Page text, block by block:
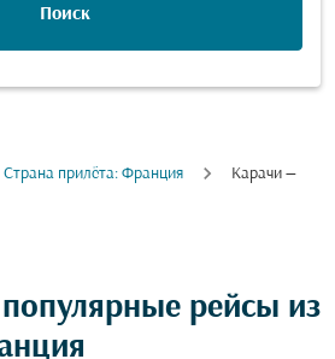
Поиск
Cтрана прилёта: Франция
Карачи —
рейсы из